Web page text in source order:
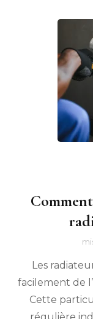
Les
facilement de
Cette